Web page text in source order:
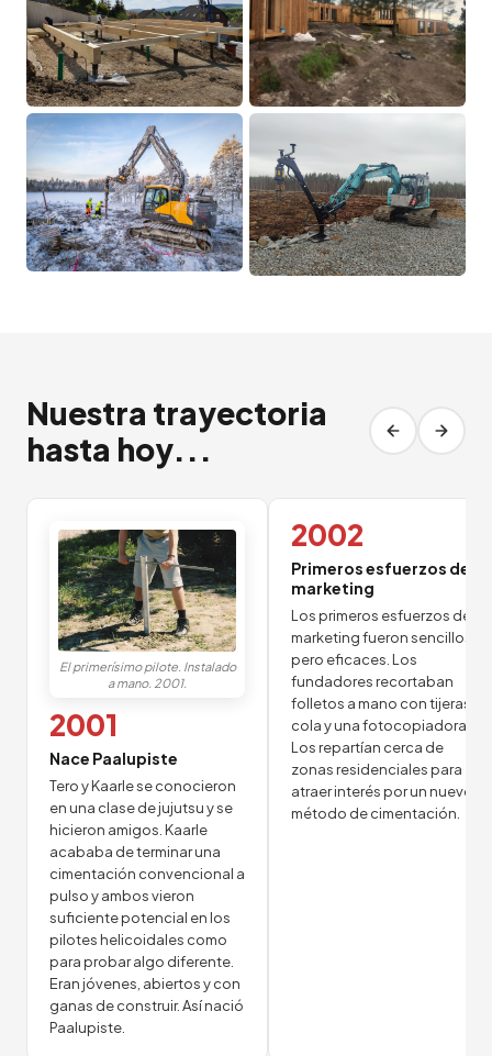
Nuestra trayectoria
hasta hoy...
El primerísimo pilote. Instalado
a mano. 2001.
2001
Nace Paalupiste
Tero y Kaarle se conocieron
en una clase de jujutsu y se
hicieron amigos. Kaarle
acababa de terminar una
cimentación convencional a
pulso y ambos vieron
suficiente potencial en los
pilotes helicoidales como
para probar algo diferente.
Eran jóvenes, abiertos y con
ganas de construir. Así nació
Paalupiste.
2002
Primeros esfuerzos de
marketing
Los primeros esfuerzos de
marketing fueron sencillos
pero eficaces. Los
fundadores recortaban
folletos a mano con tijeras,
cola y una fotocopiadora.
Los repartían cerca de
zonas residenciales para
atraer interés por un nuevo
método de cimentación.